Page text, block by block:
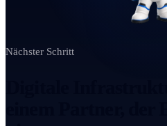
Nächster Schritt